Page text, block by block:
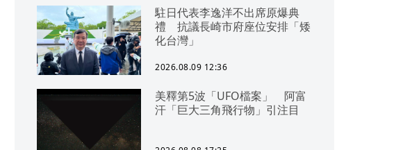
駐日代表李逸洋不出席原爆典
禮 抗議長崎市府座位安排「矮
化台灣」
2026.08.09 12:36
美釋第5波「UFO檔案」 阿富
汗「巨大三角飛行物」引注目